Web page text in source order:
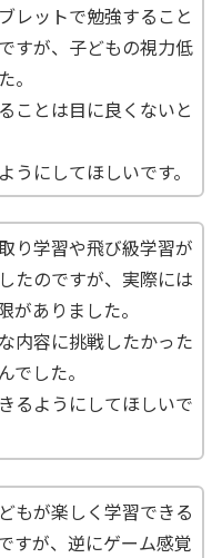
レットで勉強すること
すが、子どもの視力低
。
ことは目に良くないと
うにしてほしいです。
り学習や飛び級学習が
たのですが、実際には
がありました。
内容に挑戦したかった
でした。
るようにしてほしいで
もが楽しく学習できる
すが、逆にゲーム感覚